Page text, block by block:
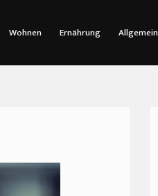
Wohnen Ernährung Allgemein